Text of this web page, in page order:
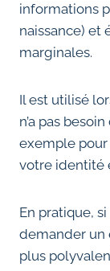
informations
naissance) et
marginales.
Il est utilisé
n’a pas
exemple
votre identité
En pratique, si
demander un
plus